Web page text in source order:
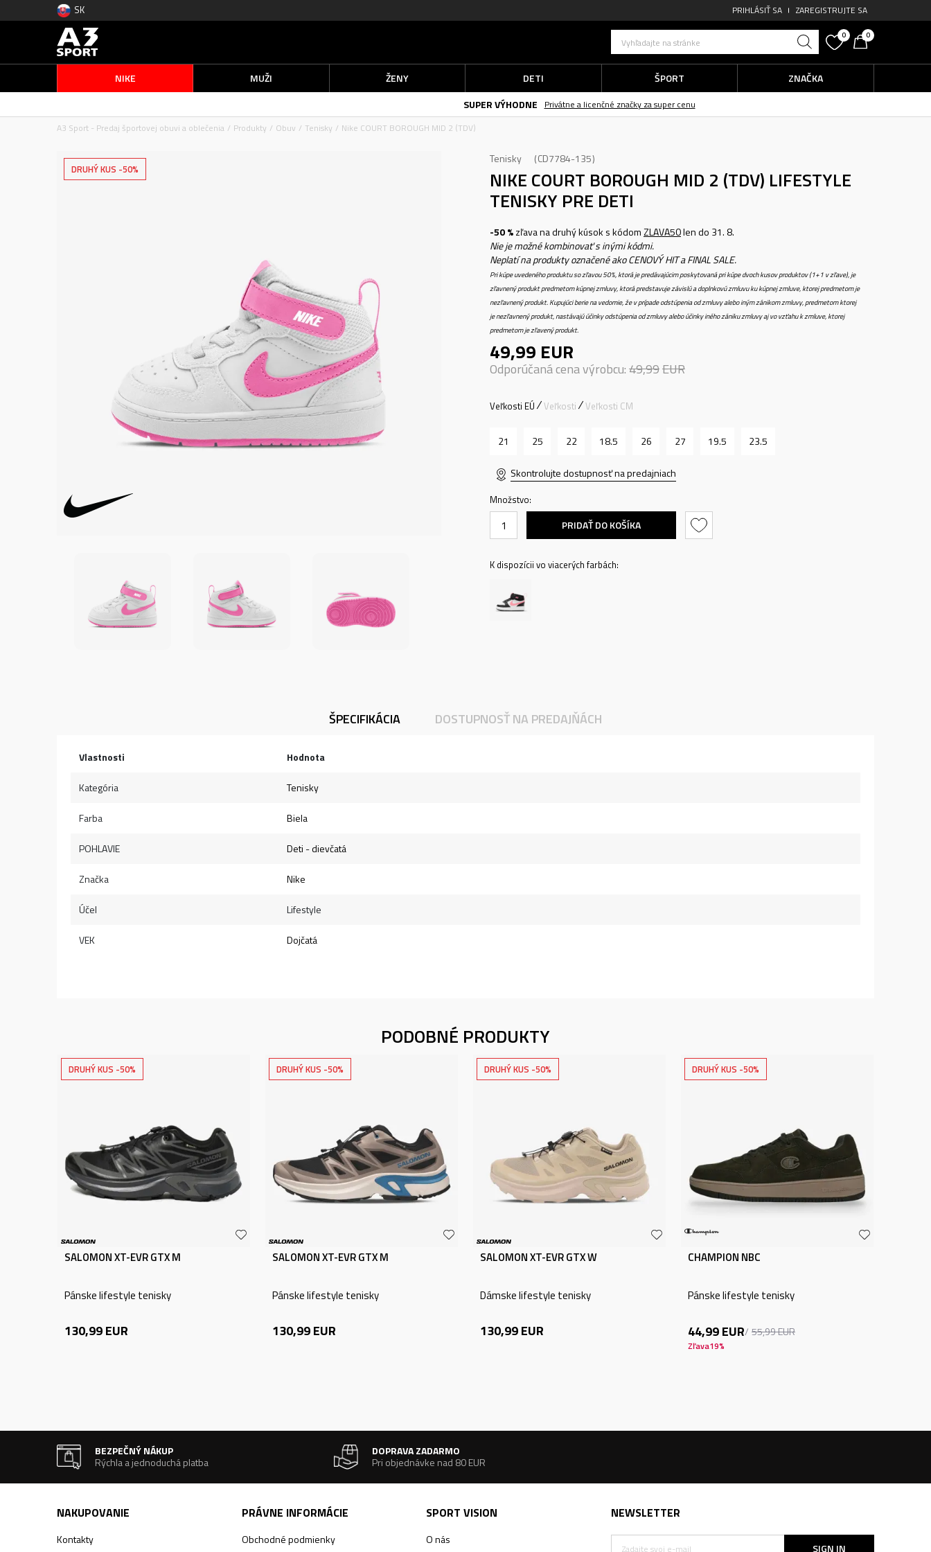
SK PRIHLÁSIŤ SA ZAREGISTRUJTE SA
Vyhľadajte na stránke
0 0
NIKE MUŽI ŽENY DETI ŠPORT
ZNAČKA
Privátne a licenčné značky za super cenu
A3 Sport - Predaj športovej obuvi a oblečenia
Produkty Obuv Tenisky Nike COURT BOROUGH MID 2 (TDV)
DRUHÝ KUS -50%
Tenisky CD7784-135
NIKE COURT BOROUGH MID 2 (TDV) LIFESTYLE
TENISKY PRE DETI
-50 %zľava na druhý kúsok s kódomZLAVA50len do 31. 8.
Nie je možné kombinovať s inými kódmi.
Neplatí na produkty označené ako CENOVÝ HIT a FINAL SALE.
Pri kúpe uvedeného produktu so zľavou 50%, ktorá je predávajúcim poskytovaná pri kúpe dvoch kusov produktov (1+1 v zľave), je
zľavnený produkt predmetom kúpnej zmluvy, ktorá predstavuje závislú a doplnkovú zmluvu ku kúpnej zmluve, ktorej predmetom je
nezľavnený produkt. Kupujúci berie na vedomie, že v prípade odstúpenia od zmluvy alebo iným zánikom zmluvy, predmetom ktorej
je nezľavnený produkt, nastávajú účinky odstúpenia od zmluvy alebo účinky iného zániku zmluvy aj vo vzťahu k zmluve, ktorej
predmetom je zľavený produkt.
49,99 EUR
Odporúčaná cena výrobcu:49,99EUR
Veľkosti EÚ Veľkosti Veľkosti CM
21 25 22 18.5 26 27 19.5 23.5
Skontrolujte dostupnosť na predajniach
Množstvo:
PRIDAŤ DO KOŠÍKA
K dispozícii vo viacerých farbách:
ŠPECIFIKÁCIA DOSTUPNOSŤ NA PREDAJŇÁCH
Vlastnosti Hodnota
Kategória Tenisky
Farba Biela
POHLAVIE Deti - dievčatá
Značka Nike
Účel Lifestyle
VEK Dojčatá
PODOBNÉ PRODUKTY
DRUHÝ KUS -50%
SALOMON XT-EVR GTX M
Pánske lifestyle tenisky
130,99EUR
DRUHÝ KUS -50%
SALOMON XT-EVR GTX M
Pánske lifestyle tenisky
130,99EUR
DRUHÝ KUS -50%
SALOMON XT-EVR GTX W
Dámske lifestyle tenisky
130,99EUR
DRUHÝ KUS -50%
CHAMPION NBC
Pánske lifestyle tenisky
44,99EUR 55,99EUR
Zľava19%
BEZPEČNÝ NÁKUP
Rýchla a jednoduchá platba
DOPRAVA ZADARMO
Pri objednávke nad 80 EUR
NAKUPOVANIE
Kontakty
PRÁVNE INFORMÁCIE
Obchodné podmienky
SPORT VISION
O nás
NEWSLETTER
SIGN IN